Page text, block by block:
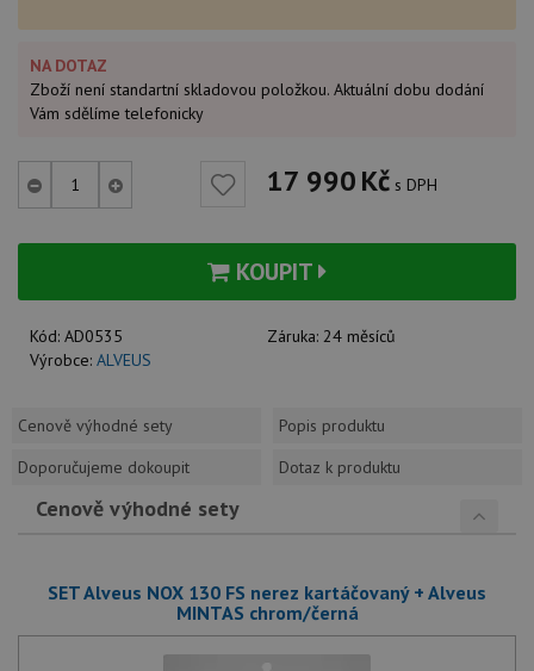
NA DOTAZ
Zboží není standartní skladovou položkou. Aktuální dobu dodání
Vám sdělíme telefonicky
17 990Kč s DPH
KOUPIT
Kód: AD0535 Záruka: 24 měsíců
Výrobce: ALVEUS
Cenově výhodné sety
Popis produktu
Doporučujeme dokoupit
Dotaz k produktu
Cenově výhodné sety
SET Alveus NOX 130 FS nerez kartáčovaný + Alveus
MINTAS chrom/černá